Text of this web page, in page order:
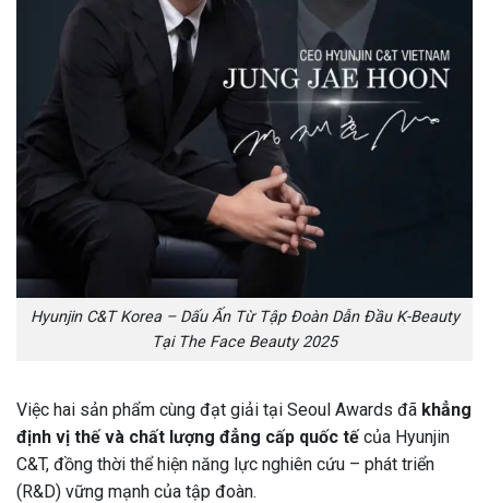
Hyunjin C&T Korea – Dấu Ấn Từ Tập Đoàn Dẫn Đầu K-Beauty
Tại The Face Beauty 2025
Việc hai sản phẩm cùng đạt giải tại Seoul Awards đã khẳng
định vị thế và chất lượng đẳng cấp quốc tếcủa Hyunjin
C&T, đồng thời thể hiện năng lực nghiên cứu – phát triển
(R&D) vững mạnh của tập đoàn.